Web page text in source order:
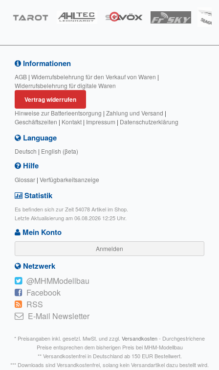
Informationen
AGB | Widerrufsbelehrung für den Verkauf von Waren |
Widerrufsbelehrung für digitale Waren
Vertrag widerrufen
Hinweise zur Batterieentsorgung | Zahlung und Versand |
Geschäftszeiten | Kontakt | Impressum | Datenschutzerklärung
Language
Deutsch | English (βeta)
Hilfe
Glossar | Verfügbarkeitsanzeige
Statistik
Es befinden sich zur Zeit 54078 Artikel im Shop.
Letzte Aktualisierung am 06.08.2026 12:25 Uhr.
Mein Konto
Anmelden
Netzwerk
@MHMModellbau
Facebook
RSS
E-Mail Newsletter
* Preisangaben inkl. gesetzl. MwSt. und zzgl. Versandkosten- Durchgestrichene
Preise entsprechen dem bisherigen Preis bei MHM-Modellbau
** Versandkostenfrei in Deutschland ab 150 EUR Bestellwert.
*** Downloads sind Versandkostenfrei, solang kein Versandartikel dazu bestellt wird.